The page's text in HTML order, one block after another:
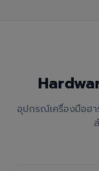
อุปกรณ์เครื่องมือฮ